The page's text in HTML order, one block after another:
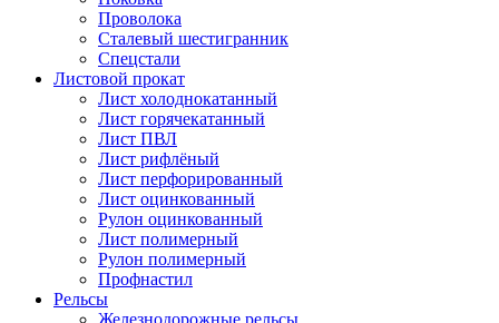
Проволока
Сталевый шестигранник
Спецстали
Листовой прокат
Лист холоднокатанный
Лист горячекатанный
Лист ПВЛ
Лист рифлёный
Лист перфорированный
Лист оцинкованный
Рулон оцинкованный
Лист полимерный
Рулон полимерный
Профнастил
Рельсы
Железнодорожные рельсы